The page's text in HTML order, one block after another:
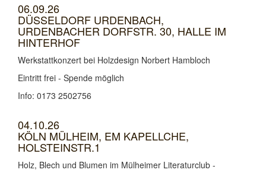
06.09.26
DÜSSELDORF URDENBACH,
URDENBACHER DORFSTR. 30, HALLE IM
HINTERHOF
Werkstattkonzert bei Holzdesign Norbert Hambloch
Eintritt frei - Spende möglich
Info: 0173 2502756
04.10.26
KÖLN MÜLHEIM, EM KAPELLCHE,
HOLSTEINSTR.1
Holz, Blech und Blumen im Mülheimer Literaturclub -